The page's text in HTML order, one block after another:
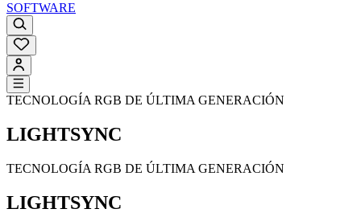
SOFTWARE
TECNOLOGÍA RGB DE ÚLTIMA GENERACIÓN
LIGHTSYNC
TECNOLOGÍA RGB DE ÚLTIMA GENERACIÓN
LIGHTSYNC